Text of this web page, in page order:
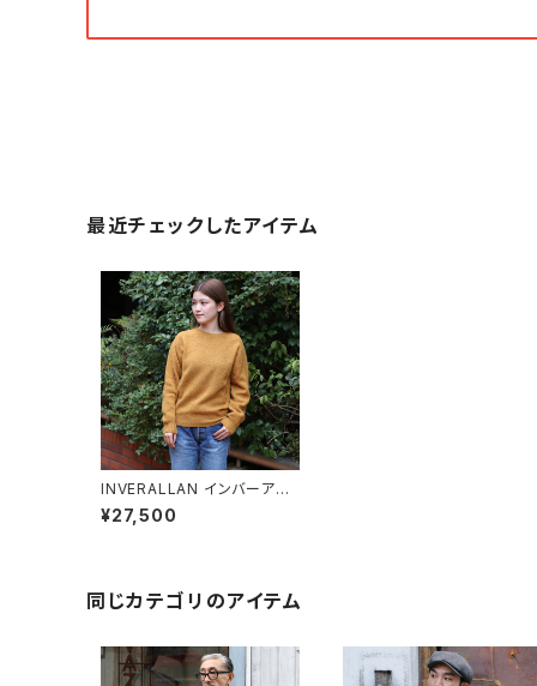
最近チェックしたアイテム
INVERALLAN インバーアラ
ン シェットランドセーター CU
MMIN(クミン)
¥27,500
同じカテゴリのアイテム